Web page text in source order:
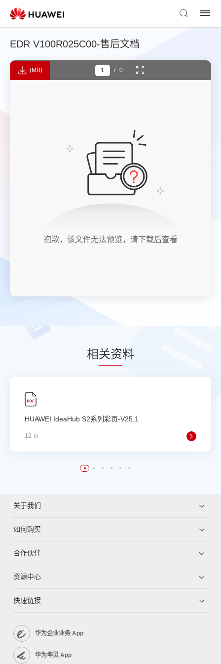
EDR V100R025C00-售后文档
(MB) / 0
抱歉，该文件无法预览，请下载后查看
相关资料
HUAWEI IdeaHub S2系列彩页-V25.1
12 页
关于我们
如何购买
合作伙伴
资源中心
快速链接
华为企业业务 App
华为坤灵 App